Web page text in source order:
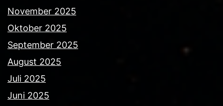
November 2025
Oktober 2025
September 2025
August 2025
Juli 2025
Juni 2025